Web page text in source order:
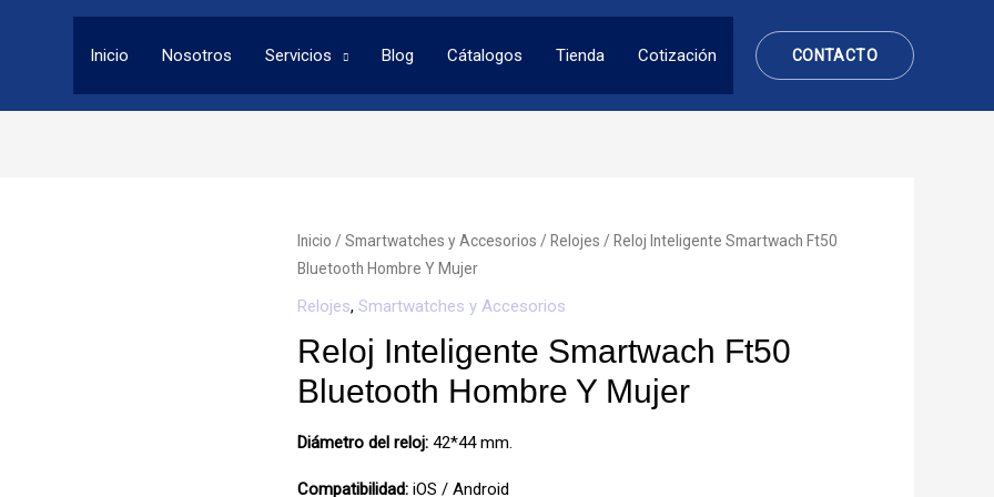
Inicio Nosotros Servicios Blog Cátalogos Tienda Cotización CONTACTO
Inicio /Smartwatches y Accesorios / Relojes / Reloj Inteligente Smartwach Ft50
Bluetooth Hombre Y Mujer
Relojes,Smartwatches y Accesorios
Reloj Inteligente Smartwach Ft50
Bluetooth Hombre Y Mujer
Diámetro del reloj: 42*44 mm.
Compatibilidad: iOS / Android